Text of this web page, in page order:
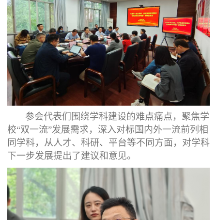
参会代表们围绕学科建设的难点痛点，聚焦学
校“双一流”发展需求，深入对标国内外一流前列相
同学科， 从人才、 科研、平台等不同方面，对学科
下一步发展提出了建议和意见。